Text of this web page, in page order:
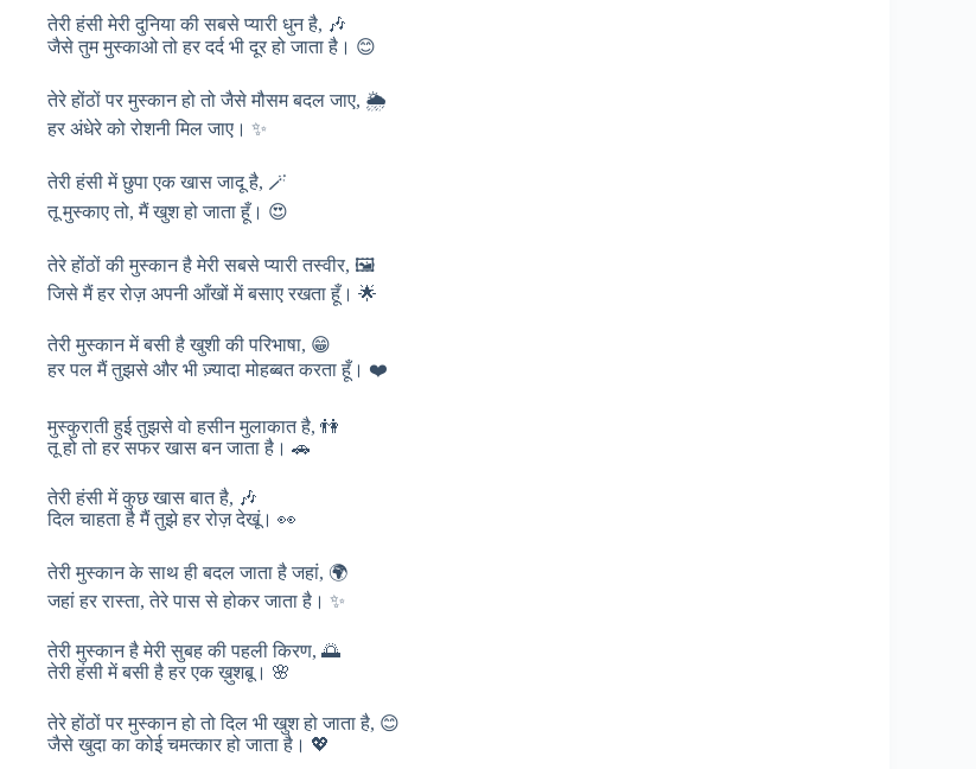
तेरी हंसी मेरी दुनिया की सबसे प्यारी धुन है, 🎶
जैसे तुम मुस्काओ तो हर दर्द भी दूर हो जाता है। 😊
तेरे होंठों पर मुस्कान हो तो जैसे मौसम बदल जाए, 🌦️
हर अंधेरे को रोशनी मिल जाए। ✨
तेरी हंसी में छुपा एक खास जादू है, 🪄
तू मुस्काए तो, मैं खुश हो जाता हूँ। 😍
तेरे होंठों की मुस्कान है मेरी सबसे प्यारी तस्वीर, 🖼️
जिसे मैं हर रोज़ अपनी आँखों में बसाए रखता हूँ। 🌟
तेरी मुस्कान में बसी है खुशी की परिभाषा, 😁
हर पल मैं तुझसे और भी ज़्यादा मोहब्बत करता हूँ। ❤️
मुस्कुराती हुई तुझसे वो हसीन मुलाकात है, 👫
तू हो तो हर सफर खास बन जाता है। 🚗
तेरी हंसी में कुछ खास बात है, 🎶
दिल चाहता है मैं तुझे हर रोज़ देखूं। 👀
तेरी मुस्कान के साथ ही बदल जाता है जहां, 🌍
जहां हर रास्ता, तेरे पास से होकर जाता है। ✨
तेरी मुस्कान है मेरी सुबह की पहली किरण, 🌅
तेरी हंसी में बसी है हर एक ख़ुशबू। 🌸
तेरे होंठों पर मुस्कान हो तो दिल भी खुश हो जाता है, 😊
जैसे खुदा का कोई चमत्कार हो जाता है। 💖